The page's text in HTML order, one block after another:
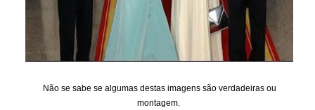
Não se sabe se algumas destas imagens são verdadeiras ou
montagem.